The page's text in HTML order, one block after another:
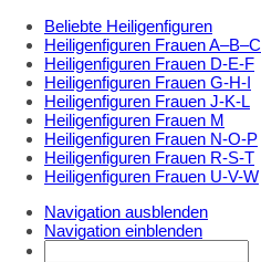
Beliebte Heiligenfiguren
Heiligenfiguren Frauen A–B–C
Heiligenfiguren Frauen D-E-F
Heiligenfiguren Frauen G-H-I
Heiligenfiguren Frauen J-K-L
Heiligenfiguren Frauen M
Heiligenfiguren Frauen N-O-P
Heiligenfiguren Frauen R-S-T
Heiligenfiguren Frauen U-V-W
Navigation ausblenden
Navigation einblenden